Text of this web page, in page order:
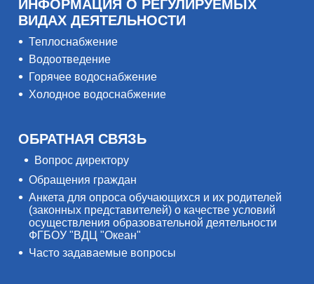
ИНФОРМАЦИЯ О РЕГУЛИРУЕМЫХ
ВИДАХ ДЕЯТЕЛЬНОСТИ
Теплоснабжение
Водоотведение
Горячее водоснабжение
Холодное водоснабжение
ОБРАТНАЯ СВЯЗЬ
Вопрос директору
Обращения граждан
Анкета для опроса обучающихся и их родителей
(законных представителей) о качестве условий
осуществления образовательной деятельности
ФГБОУ "ВДЦ "Океан"
Часто задаваемые вопросы